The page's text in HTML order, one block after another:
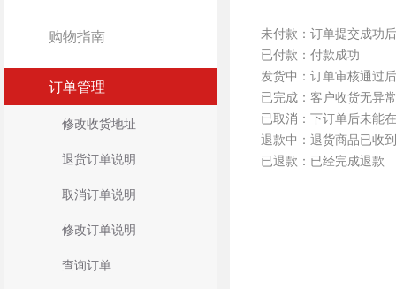
购物指南
订单管理
修改收货地址
退货订单说明
取消订单说明
修改订单说明
查询订单
未付款：订单提交成功
已付款：付款成功
发货中：订单审核通过
已完成：客户收货无异
已取消：下订单后未能
退款中：退货商品已收
已退款：已经完成退款